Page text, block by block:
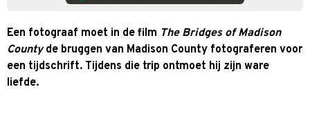
Een fotograaf moet in de film The Bridges of Madison
Countyde bruggen van Madison County fotograferen voor
een tijdschrift. Tijdens die trip ontmoet hij zijn ware
liefde.